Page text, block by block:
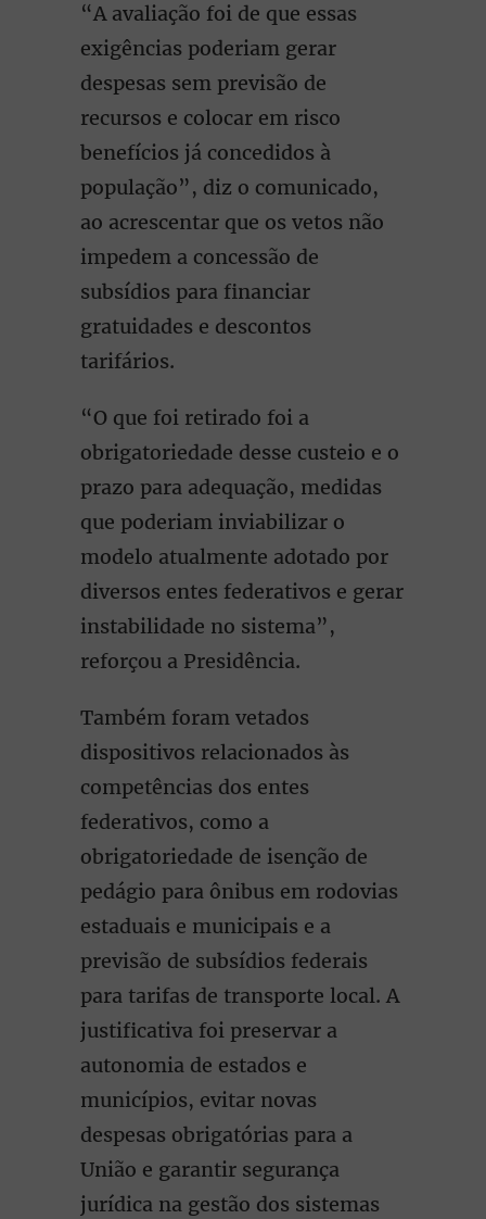
“A avaliação foi de que essas
exigências poderiam gerar
despesas sem previsão de
recursos e colocar em risco
benefícios já concedidos à
população”, diz o comunicado,
ao acrescentar que os vetos não
impedem a concessão de
subsídios para financiar
gratuidades e descontos
tarifários.
“O que foi retirado foi a
obrigatoriedade desse custeio e o
prazo para adequação, medidas
que poderiam inviabilizar o
modelo atualmente adotado por
diversos entes federativos e gerar
instabilidade no sistema”,
reforçou a Presidência.
Também foram vetados
dispositivos relacionados às
competências dos entes
federativos, como a
obrigatoriedade de isenção de
pedágio para ônibus em rodovias
estaduais e municipais e a
previsão de subsídios federais
para tarifas de transporte local. A
justificativa foi preservar a
autonomia de estados e
municípios, evitar novas
despesas obrigatórias para a
União e garantir segurança
jurídica na gestão dos sistemas